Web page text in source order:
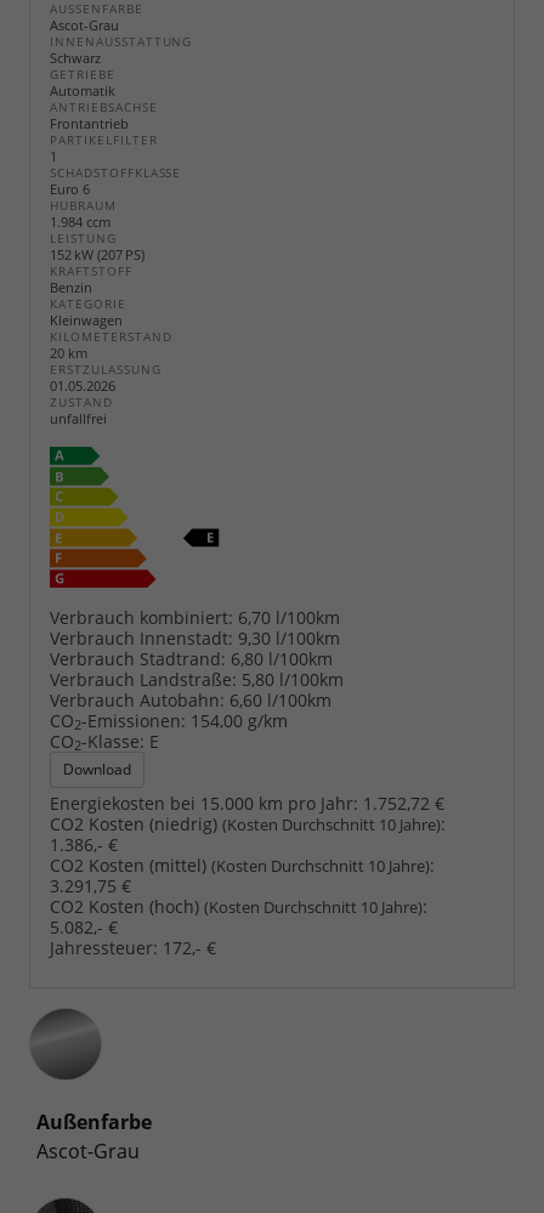
AUSSENFARBE
Ascot-Grau
INNENAUSSTATTUNG
Schwarz
GETRIEBE
Automatik
ANTRIEBSACHSE
Frontantrieb
PARTIKELFILTER
1
SCHADSTOFFKLASSE
Euro 6
HUBRAUM
1.984 ccm
LEISTUNG
152 kW (207 PS)
KRAFTSTOFF
Benzin
KATEGORIE
Kleinwagen
KILOMETERSTAND
20 km
ERSTZULASSUNG
01.05.2026
ZUSTAND
unfallfrei
Verbrauch kombiniert: 6,70 l/100km
Verbrauch Innenstadt: 9,30 l/100km
Verbrauch Stadtrand: 6,80 l/100km
Verbrauch Landstraße: 5,80 l/100km
Verbrauch Autobahn: 6,60 l/100km
CO2-Emissionen: 154,00 g/km
CO2-Klasse: E
Download
Energiekosten bei 15.000 km pro Jahr: 1.752,72 €
CO2 Kosten (niedrig) (Kosten Durchschnitt 10 Jahre):
1.386,- €
CO2 Kosten (mittel) (Kosten Durchschnitt 10 Jahre):
3.291,75 €
CO2 Kosten (hoch) (Kosten Durchschnitt 10 Jahre):
5.082,- €
Jahressteuer: 172,- €
Außenfarbe
Ascot-Grau